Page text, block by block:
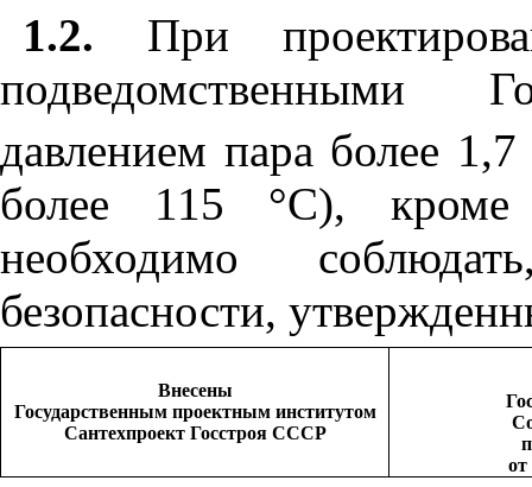
1.2. При
подведомственными
давлением пара более 1,7
более 115 °С), кроме
необходимо
безопасности,
Внесены
Государственным проектным институтом
Сантехпроект Госстроя СССР
от